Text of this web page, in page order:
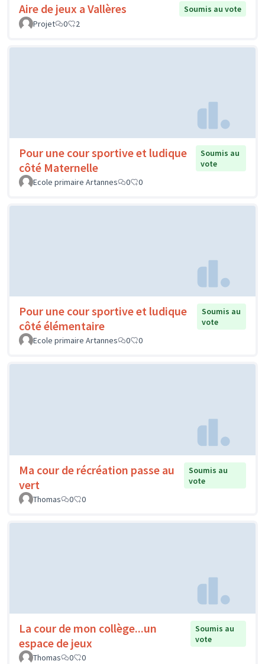
Aire de jeux a Vallères
Soumis au vote
Projet
0 2
Pour une cour sportive et ludique
côté Maternelle
Soumis au
vote
Ecole primaire Artannes
0 0
Pour une cour sportive et ludique
côté élémentaire
Soumis au
vote
Ecole primaire Artannes
0 0
Ma cour de récréation passe au
vert
Soumis au
vote
Thomas
0 0
La cour de mon collège...un
espace de jeux
Soumis au
vote
Thomas
0 0